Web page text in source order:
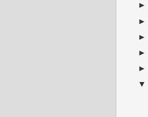
►
►
►
►
►
▼